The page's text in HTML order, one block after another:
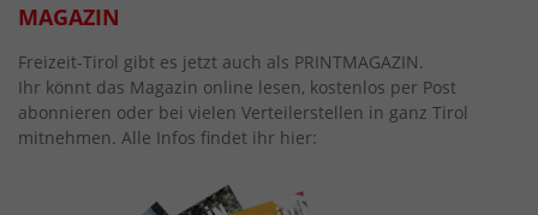
MAGAZIN
Freizeit-Tirol gibt es jetzt auch als PRINTMAGAZIN.
Ihr könnt das Magazin online lesen, kostenlos per Post
abonnieren oder bei vielen Verteilerstellen in ganz Tirol
mitnehmen. Alle Infos findet ihr hier: